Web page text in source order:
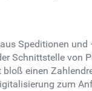
Speditionen
Schnittstelle von
einen
zum